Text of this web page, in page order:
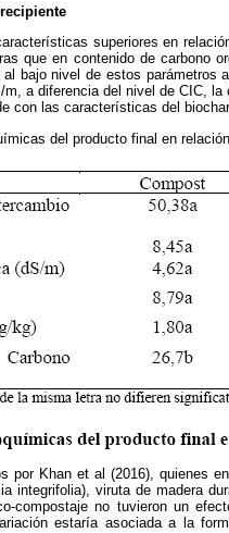
superiores en
que en contenido de carbono
bajo nivel de estos parámetros
a diferencia del nivel de CIC,
con las características del
del producto final en
por Khan et al (2016), quienes
integrifolia), viruta de madera
compostaje no tuvieron un
estaría asociada a la